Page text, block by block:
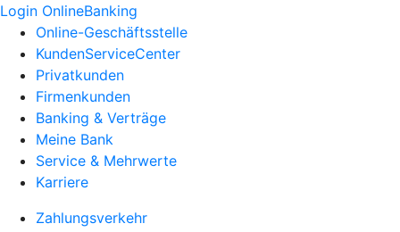
Login OnlineBanking
Online-Geschäftsstelle
KundenServiceCenter
Privatkunden
Firmenkunden
Banking & Verträge
Meine Bank
Service & Mehrwerte
Karriere
Zahlungsverkehr